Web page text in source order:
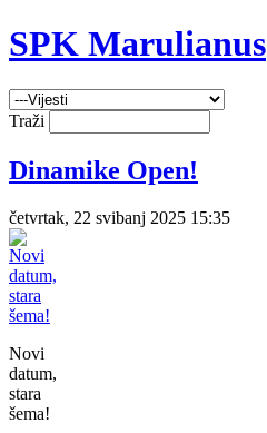
SPK Marulianus
Traži
Dinamike Open!
četvrtak, 22 svibanj 2025 15:35
Novi
datum,
stara
šema!